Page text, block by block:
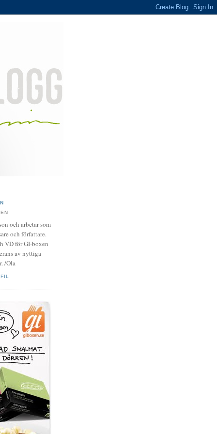
och arbetar som
och författare.
VD för GI-boxen
av nyttiga
/Ola